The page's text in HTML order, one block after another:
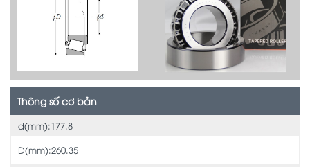
Thông số cơ bản
d(mm):177.8
D(mm):260.35